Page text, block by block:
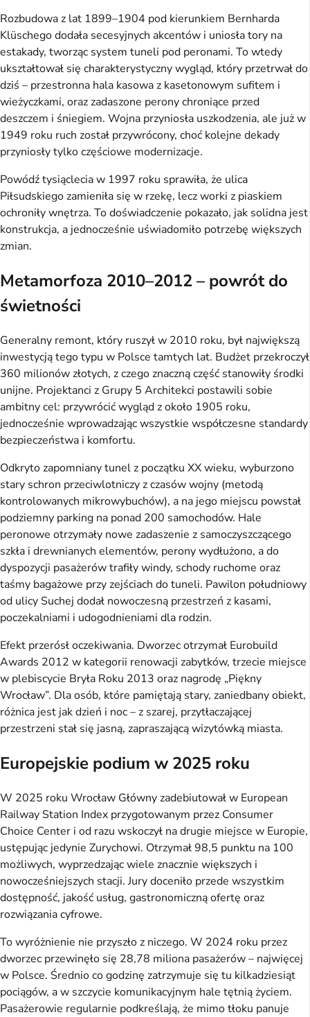
Rozbudowa z lat 1899–1904 pod kierunkiem Bernharda
Klüschego dodała secesyjnych akcentów i uniosła tory na
estakady, tworząc system tuneli pod peronami. To wtedy
ukształtował się charakterystyczny wygląd, który przetrwał do
dziś – przestronna hala kasowa z kasetonowym sufitem i
wieżyczkami, oraz zadaszone perony chroniące przed
deszczem i śniegiem. Wojna przyniosła uszkodzenia, ale już w
1949 roku ruch został przywrócony, choć kolejne dekady
przyniosły tylko częściowe modernizacje.
Powódź tysiąclecia w 1997 roku sprawiła, że ulica
Piłsudskiego zamieniła się w rzekę, lecz worki z piaskiem
ochroniły wnętrza. To doświadczenie pokazało, jak solidna jest
konstrukcja, a jednocześnie uświadomiło potrzebę większych
zmian.
Metamorfoza 2010–2012 – powrót do
świetności
Generalny remont, który ruszył w 2010 roku, był największą
inwestycją tego typu w Polsce tamtych lat. Budżet przekroczył
360 milionów złotych, z czego znaczną część stanowiły środki
unijne. Projektanci z Grupy 5 Architekci postawili sobie
ambitny cel: przywrócić wygląd z około 1905 roku,
jednocześnie wprowadzając wszystkie współczesne standardy
bezpieczeństwa i komfortu.
Odkryto zapomniany tunel z początku XX wieku, wyburzono
stary schron przeciwlotniczy z czasów wojny (metodą
kontrolowanych mikrowybuchów), a na jego miejscu powstał
podziemny parking na ponad 200 samochodów. Hale
peronowe otrzymały nowe zadaszenie z samoczyszczącego
szkła i drewnianych elementów, perony wydłużono, a do
dyspozycji pasażerów trafiły windy, schody ruchome oraz
taśmy bagażowe przy zejściach do tuneli. Pawilon południowy
od ulicy Suchej dodał nowoczesną przestrzeń z kasami,
poczekalniami i udogodnieniami dla rodzin.
Efekt przerósł oczekiwania. Dworzec otrzymał Eurobuild
Awards 2012 w kategorii renowacji zabytków, trzecie miejsce
w plebiscycie Bryła Roku 2013 oraz nagrodę „Piękny
Wrocław”. Dla osób, które pamiętają stary, zaniedbany obiekt,
różnica jest jak dzień i noc – z szarej, przytłaczającej
przestrzeni stał się jasną, zapraszającą wizytówką miasta.
Europejskie podium w 2025 roku
W 2025 roku Wrocław Główny zadebiutował w European
Railway Station Index przygotowanym przez Consumer
Choice Center i od razu wskoczył na drugie miejsce w Europie,
ustępując jedynie Zurychowi. Otrzymał 98,5 punktu na 100
możliwych, wyprzedzając wiele znacznie większych i
nowocześniejszych stacji. Jury doceniło przede wszystkim
dostępność, jakość usług, gastronomiczną ofertę oraz
rozwiązania cyfrowe.
To wyróżnienie nie przyszło z niczego. W 2024 roku przez
dworzec przewinęło się 28,78 miliona pasażerów – najwięcej
w Polsce. Średnio co godzinę zatrzymuje się tu kilkadziesiąt
pociągów, a w szczycie komunikacyjnym hale tętnią życiem.
Pasażerowie regularnie podkreślają, że mimo tłoku panuje